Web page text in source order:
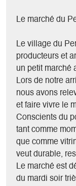
Le marché du
Le village du
producteurs et
un petit marché
Lors de notre
nous avons
et faire vivre le
Conscients du
tant comme
que comme
veut durable,
Le marché est
du mardi soir